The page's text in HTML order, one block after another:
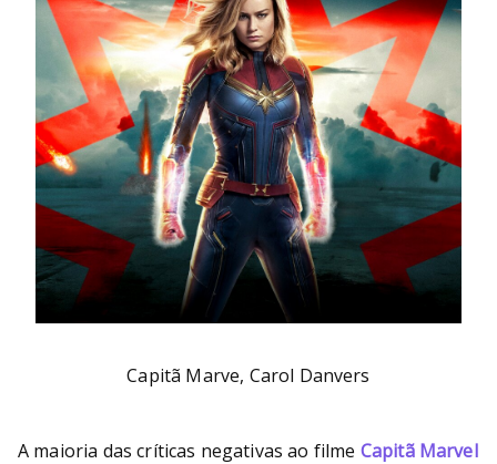
Capitã Marve, Carol Danvers
A maioria das críticas negativas ao filme Capitã Marvel